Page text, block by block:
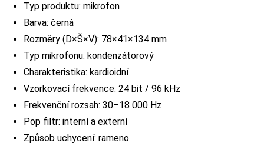
Typ produktu: mikrofon
Barva: černá
Rozměry (D×Š×V): 78×41×134 mm
Typ mikrofonu: kondenzátorový
Charakteristika: kardioidní
Vzorkovací frekvence: 24 bit / 96 kHz
Frekvenční rozsah: 30–18 000 Hz
Pop filtr: interní a externí
Způsob uchycení: rameno